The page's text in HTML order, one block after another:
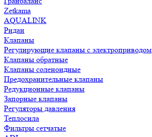
Zetkama
AQUALINK
Ридан
Клапаны
Регулирующие клапаны с электроприводом
Клапаны обратные
Клапаны соленоидные
Предохранительные клапаны
Редукционные клапаны
Запорные клапаны
Регуляторы давления
Теплосила
Фильтры сетчатые